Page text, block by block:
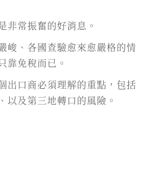
非常振奮的好消息。
峻、各國查驗愈來愈嚴格的情
靠免稅而已。
出口商必須理解的重點，包括
以及第三地轉口的風險。